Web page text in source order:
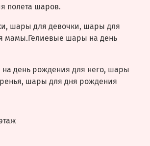
полета шаров.
шары для девочки, шары для
мамы.Гелиевые шары на день
день рождения для него, шары
шары для дня рождения